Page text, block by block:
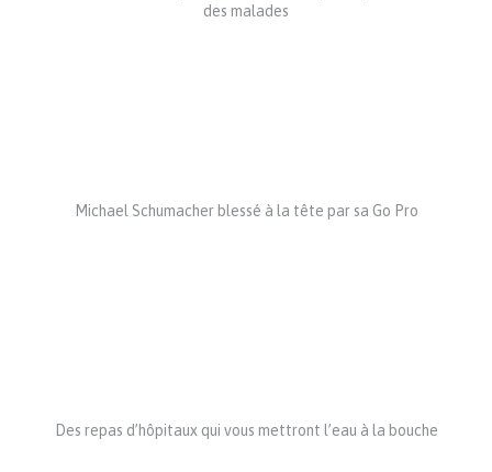
des malades
Michael Schumacher blessé à la tête par sa Go Pro
Des repas d’hôpitaux qui vous mettront l’eau à la bouche